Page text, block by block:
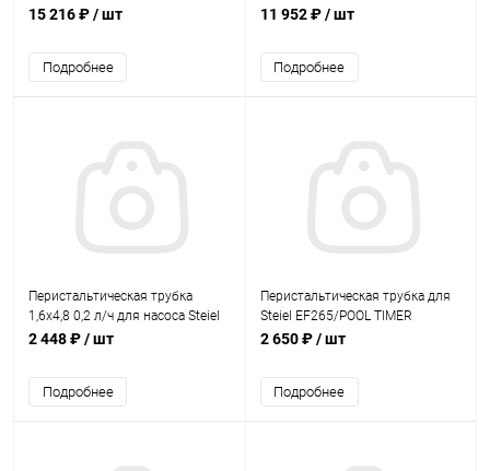
15 216 ₽/ шт
Подробнее
11 952 ₽/ шт
Подробнее
Перистальтическая трубка
1,6х4,8 0,2 л/ч для насоса Steiel
EF100 (96000200)
2 448 ₽/ шт
Подробнее
Перистальтическая трубка для
Steiel EF265/POOL TIMER
(96000232)
2 650 ₽/ шт
Подробнее